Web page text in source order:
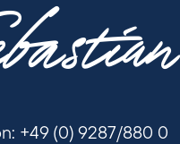
+49 (0) 9287/880 0